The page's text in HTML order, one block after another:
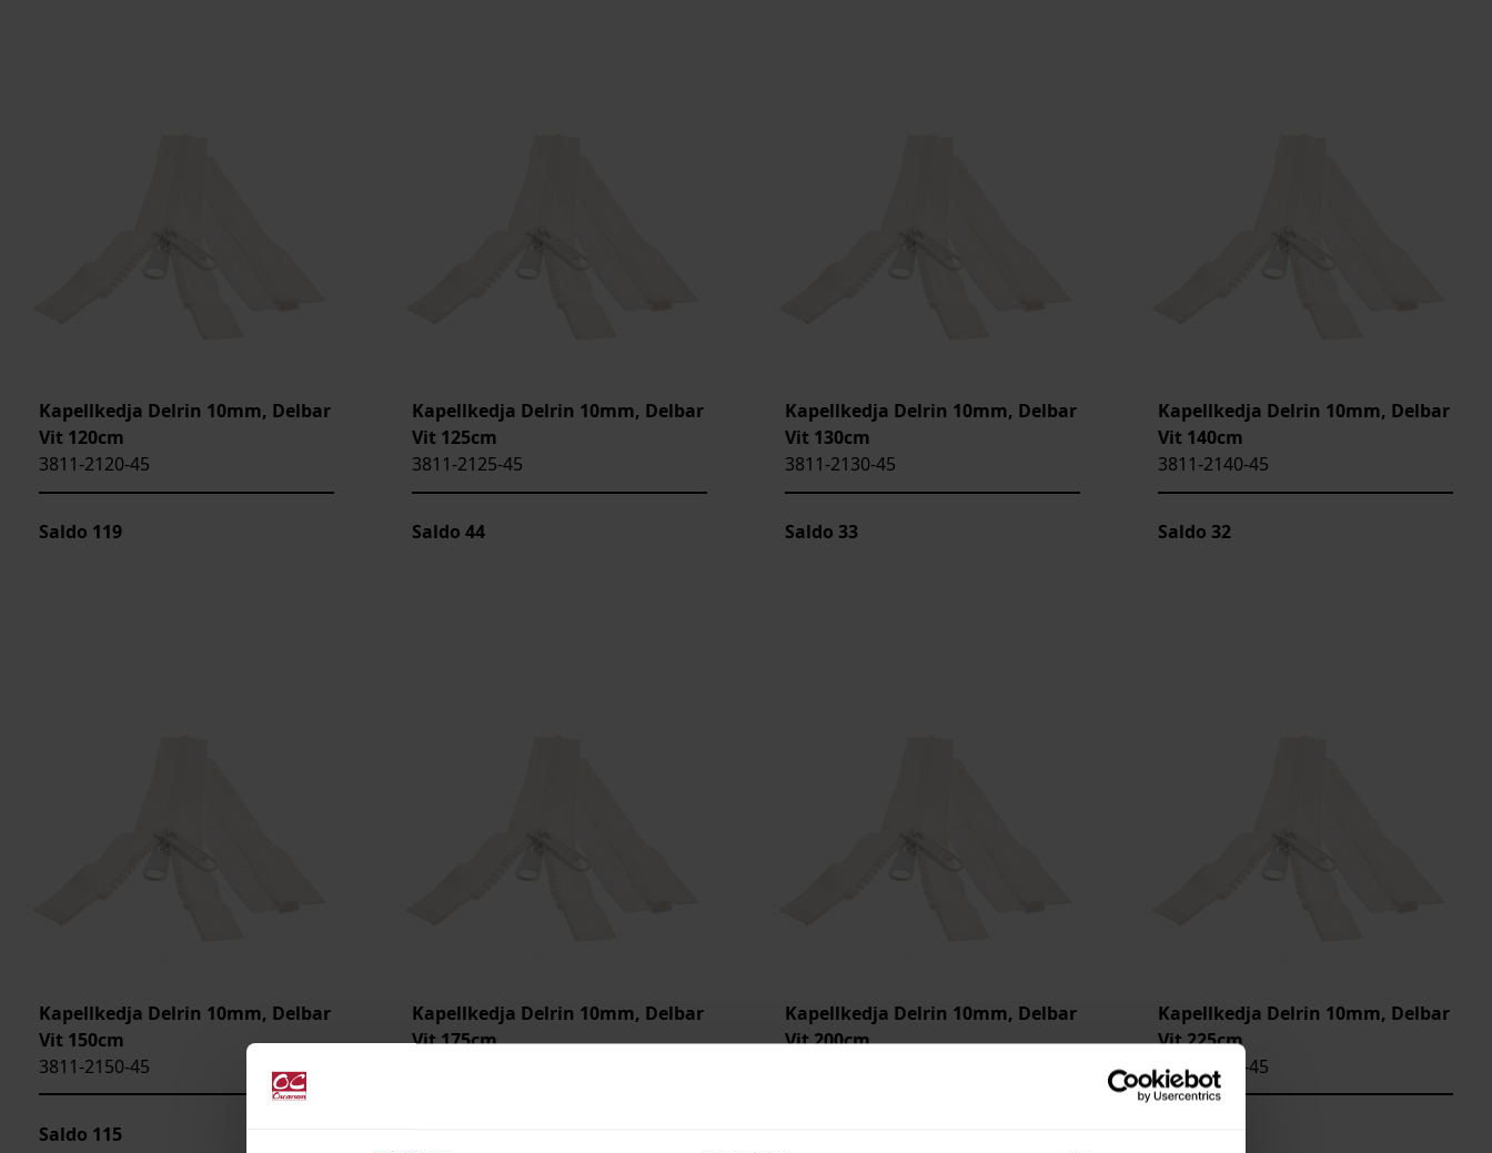
Kapellkedja Delrin 10mm, Delbar
Vit 120cm
3811-2120-45
Saldo 119
Kapellkedja Delrin 10mm, Delbar
Vit 125cm
3811-2125-45
Saldo 44
Kapellkedja Delrin 10mm, Delbar
Vit 130cm
3811-2130-45
Saldo 33
Kapellkedja Delrin 10mm, Delbar
Vit 140cm
3811-2140-45
Saldo 32
Kapellkedja Delrin 10mm, Delbar
Vit 150cm
3811-2150-45
Saldo 115
Kapellkedja Delrin 10mm, Delbar
Vit 175cm
Kapellkedja Delrin 10mm, Delbar
Vit 200cm
Kapellkedja Delrin 10mm, Delbar
Vit 225cm
3811-2225-45